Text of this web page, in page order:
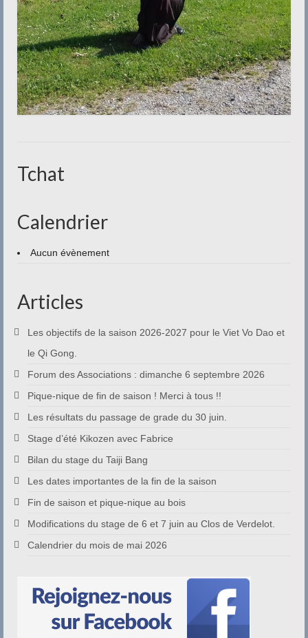
Tchat
Calendrier
Aucun évènement
Articles
Les objectifs de la saison 2026-2027 pour le Viet Vo Dao et
le Qi Gong.
Forum des Associations : dimanche 6 septembre 2026
Pique-nique de fin de saison ! Merci à tous !!
Les résultats du passage de grade du 30 juin.
Stage d’été Kikozen avec Fabrice
Bilan du stage du Taiji Bang
Les dates importantes de la fin de la saison
Fin de saison et pique-nique au bois
Modifications du stage de 6 et 7 juin au Clos de Verdelot.
Calendrier du mois de mai 2026